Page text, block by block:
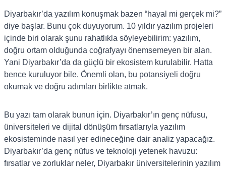
Diyarbakır’da yazılım konuşmak bazen “hayal mi gerçek mi?”
diye başlar. Bunu çok duyuyorum. 10 yıldır yazılım projeleri
içinde biri olarak şunu rahatlıkla söyleyebilirim: yazılım,
doğru ortam olduğunda coğrafyayı önemsemeyen bir alan.
Yani Diyarbakır’da da güçlü bir ekosistem kurulabilir. Hatta
bence kuruluyor bile. Önemli olan, bu potansiyeli doğru
okumak ve doğru adımları birlikte atmak.
Bu yazı tam olarak bunun için. Diyarbakır’ın genç nüfusu,
üniversiteleri ve dijital dönüşüm fırsatlarıyla yazılım
ekosisteminde nasıl yer edineceğine dair analiz yapacağız.
Diyarbakır’da genç nüfus ve teknoloji yetenek havuzu:
fırsatlar ve zorluklar neler, Diyarbakır üniversitelerinin yazılım